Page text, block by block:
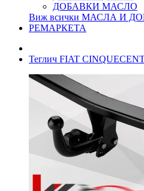
ДОБАВКИ МАСЛО
Виж всички МАСЛА И
РЕМАРКЕТА
Теглич FIAT